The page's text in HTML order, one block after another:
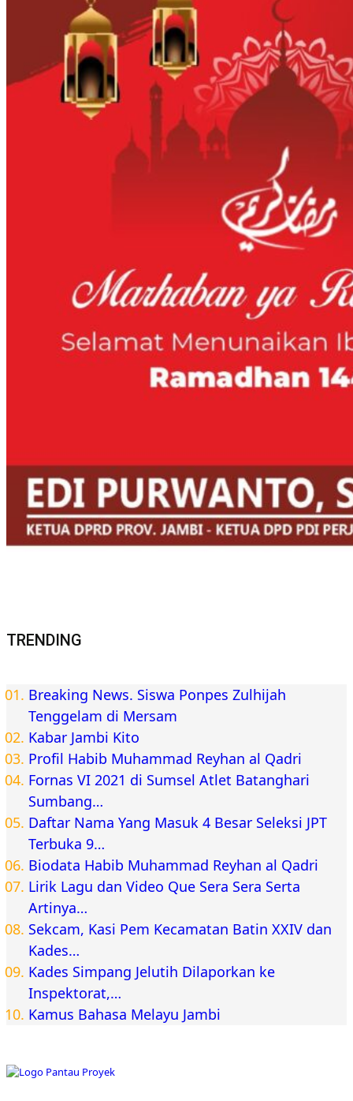
TRENDING
Breaking News. Siswa Ponpes Zulhijah
Tenggelam di Mersam
Kabar Jambi Kito
Profil Habib Muhammad Reyhan al Qadri
Fornas VI 2021 di Sumsel Atlet Batanghari
Sumbang…
Daftar Nama Yang Masuk 4 Besar Seleksi JPT
Terbuka 9…
Biodata Habib Muhammad Reyhan al Qadri
Lirik Lagu dan Video Que Sera Sera Serta
Artinya…
Sekcam, Kasi Pem Kecamatan Batin XXIV dan
Kades…
Kades Simpang Jelutih Dilaporkan ke
Inspektorat,…
Kamus Bahasa Melayu Jambi